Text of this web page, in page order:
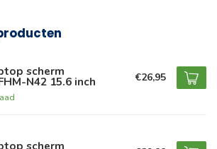
scherm
N42 15.6 inch €26,95
scherm